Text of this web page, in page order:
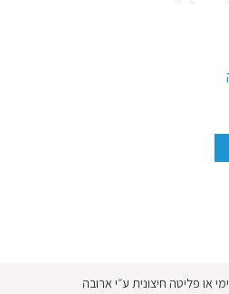
או פליטה חיצונית ע״י ארובה